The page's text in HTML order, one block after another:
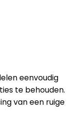
eenvoudig
te behouden.
van een ruige